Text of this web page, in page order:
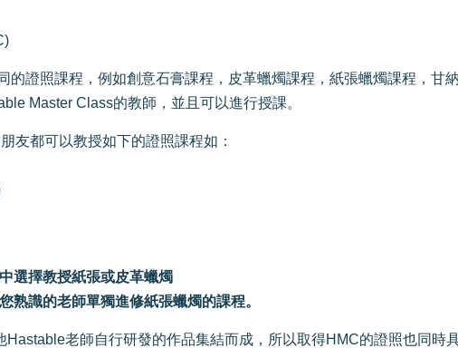
的證照課程，例如創意石膏課程，皮革蠟燭課程，紙張蠟燭課程，甘
Master Class的教師，並且可以進行授課。
友都可以教授如下的證照課程如：
選擇教授紙張或皮革蠟燭
識的老師單獨進修紙張蠟燭的課程。
老師自行研發的作品集結而成，所以取得HMC的證照也同時